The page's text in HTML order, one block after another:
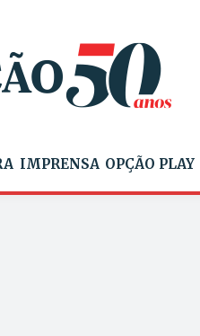
IMPRENSA OPÇÃO PLAY